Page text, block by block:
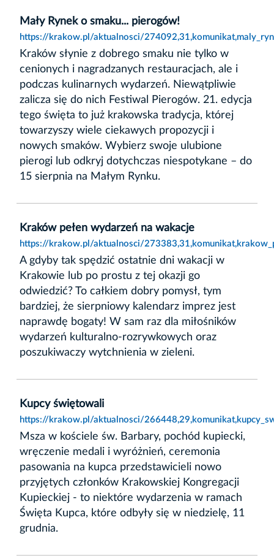
Mały Rynek o smaku... pierogów!
https://krakow.pl/aktualnosci/
Kraków słynie z dobrego smaku nie tylko w
cenionych i nagradzanych restauracjach, ale i
podczas kulinarnych wydarzeń. Niewątpliwie
zalicza się do nich Festiwal Pierogów. 21. edycja
tego święta to już krakowska tradycja, której
towarzyszy wiele ciekawych propozycji i
nowych smaków. Wybierz swoje ulubione
pierogi lub odkryj dotychczas niespotykane – do
15 sierpnia na Małym Rynku.
Kraków pełen wydarzeń na wakacje
https://krakow.pl/aktualnosci/
A gdyby tak spędzić ostatnie dni wakacji w
Krakowie lub po prostu z tej okazji go
odwiedzić? To całkiem dobry pomysł, tym
bardziej, że sierpniowy kalendarz imprez jest
naprawdę bogaty! W sam raz dla miłośników
wydarzeń kulturalno-rozrywkowych oraz
poszukiwaczy wytchnienia w zieleni.
Kupcy świętowali
https://krakow.pl/aktualnosci/
Msza w kościele św. Barbary, pochód kupiecki,
wręczenie medali i wyróżnień, ceremonia
pasowania na kupca przedstawicieli nowo
przyjętych członków Krakowskiej Kongregacji
Kupieckiej - to niektóre wydarzenia w ramach
Święta Kupca, które odbyły się w niedzielę, 11
grudnia.